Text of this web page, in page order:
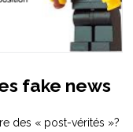
fake news
des « post-vérités »?